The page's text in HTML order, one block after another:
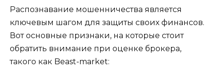
Распознавание мошенничества является
ключевым шагом для защиты своих финансов.
Вот основные признаки, на которые стоит
обратить внимание при оценке брокера,
такого как Beast-market: